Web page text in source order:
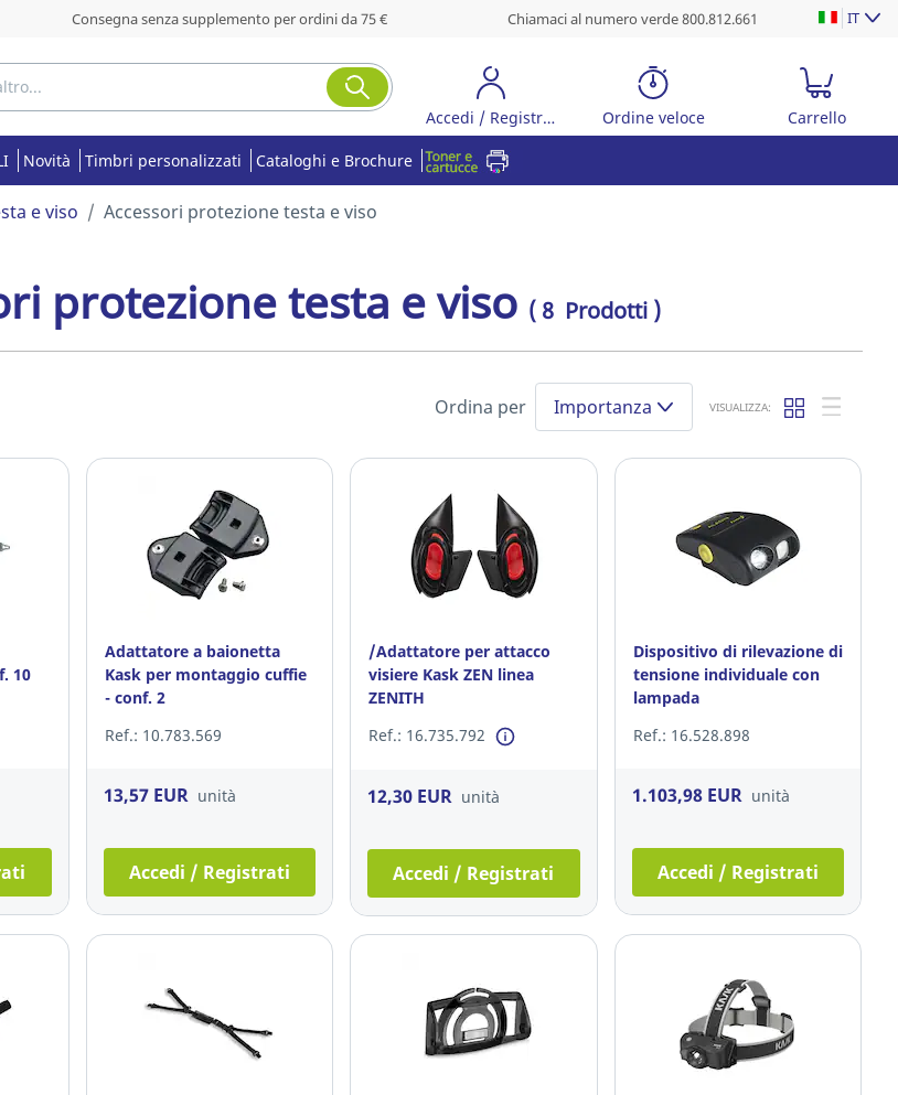
Consegna senza supplemento per ordini da 75 € Chiamaci al numero verde 800.812.661 IT
Accedi / Registrati Ordine veloce Carrello
Novità Timbri personalizzati Cataloghi e Brochure
e viso Accessori protezione testa e viso
protezione testa e viso ( 8 Prodotti )
Ordina per Importanza VISUALIZZA:
10
Adattatore a baionetta
Kask per montaggio cuffie
- conf. 2
Ref.: 10.783.569
13,57 EUR unità
Accedi / Registrati
/Adattatore per attacco
visiere Kask ZEN linea
ZENITH
Ref.: 16.735.792
12,30 EUR unità
Accedi / Registrati
Dispositivo di rilevazione di
tensione individuale con
lampada
Ref.: 16.528.898
1.103,98 EUR unità
Accedi / Registrati